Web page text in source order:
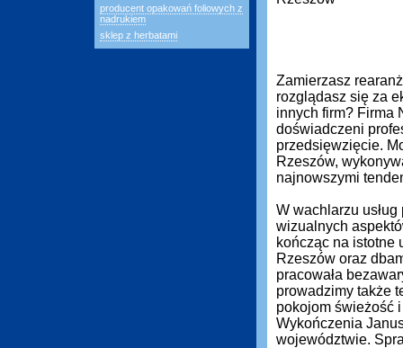
producent opakowań foliowych z
nadrukiem
sklep z herbatami
Zamierzasz
rozglądasz się za
innych firm? Firma
doświadczeni
przedsięwzięcie.
Rzeszów,
najnowszymi
W wachlarzu
wizualnych
kończąc na istotne
Rzeszów oraz
pracowała
prowadzimy także
pokojom świeżość
Wykończenia
województwie.